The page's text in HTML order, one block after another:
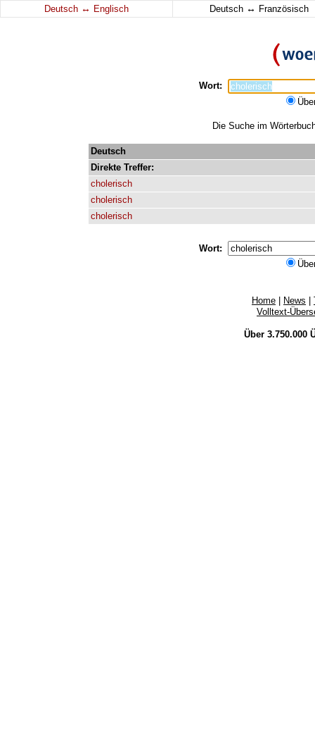
Deutsch ↔ Englisch Deutsch ↔ Französisch
Wort:
Die Suche im
Deutsch
Direkte Treffer:
cholerisch
cholerisch
cholerisch
Wort:
Home News
Volltext-
Über 3.750.000